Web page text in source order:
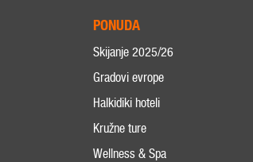
PONUDA
Skijanje 2025/26
Gradovi evrope
Halkidiki hoteli
Kružne ture
Wellness & Spa